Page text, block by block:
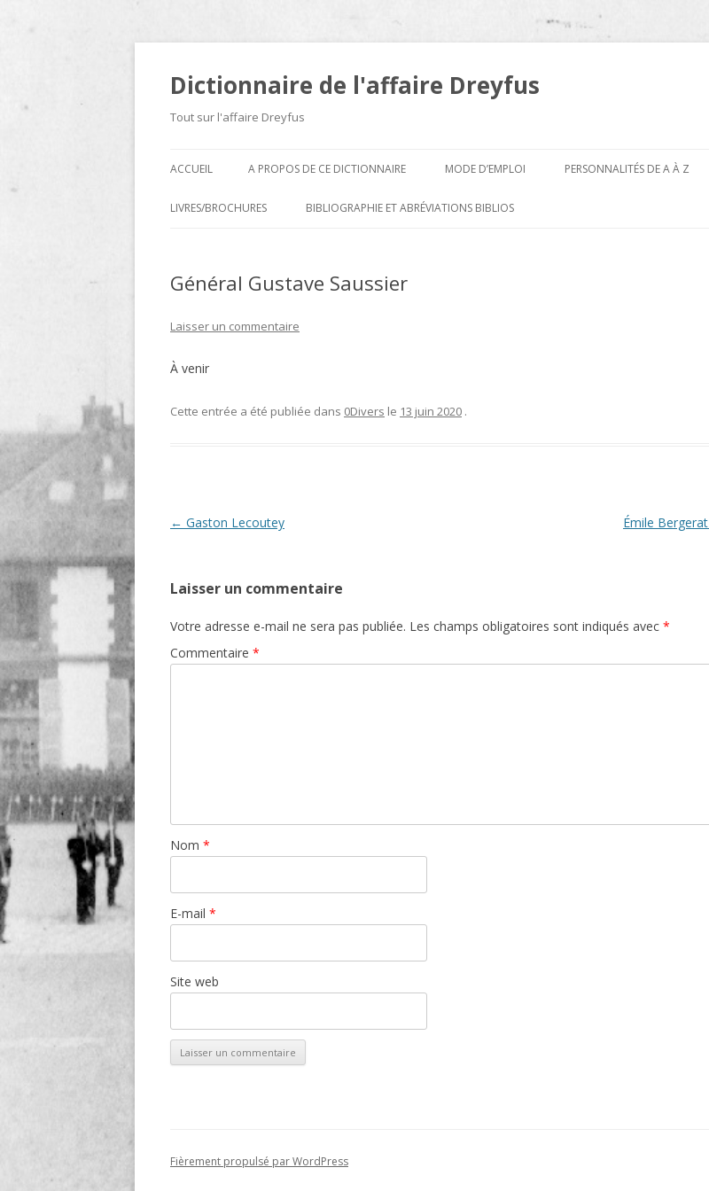
Dictionnaire de l'affaire Dreyfus
Tout sur l'affaire Dreyfus
au
ACCUEIL A PROPOS DE CE DICTIONNAIRE MODE D’EMPLOI PERSONNALITÉS DE A À Z
LIVRES/BROCHURES
D
BIBLIOGRAPHIE ET ABRÉVIATIONS BIBLIOS
Général Gustave Saussier
Laisser un commentaire
À venir
Cette entrée a été publiée dans 0Divers le 13 juin 2020 .
Navigation
← Gaston Lecoutey Émile Bergerat
Laisser un commentaire
Votre adresse e-mail ne sera pas publiée. Les champs obligatoires sont indiqués avec *
Commentaire *
Nom *
E-mail *
Site web
Fièrement propulsé par WordPress